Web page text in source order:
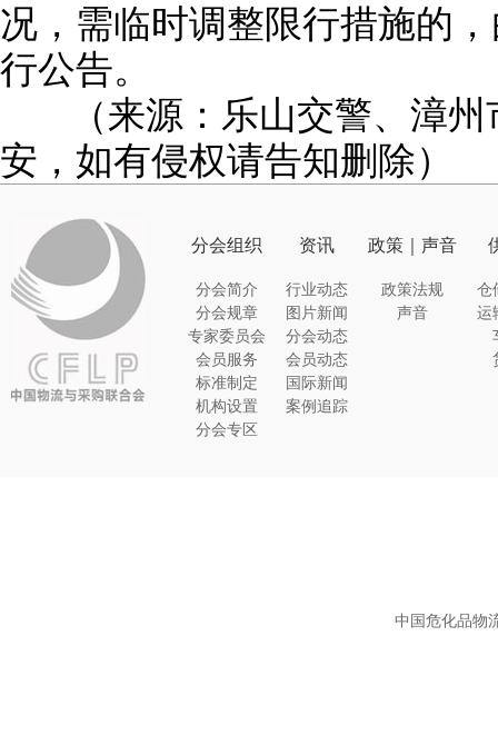
况，需临时调整限行措施的
行公告。
（来源：乐山交警、漳州
安，如有侵权请告知删除）
分会组织
分会简介
分会规章
专家委员会
会员服务
标准制定
机构设置
分会专区
资讯
行业动态
图片新闻
分会动态
会员动态
国际新闻
案例追踪
政策｜声音
政策法规
声音
仓
运
中国危化品物